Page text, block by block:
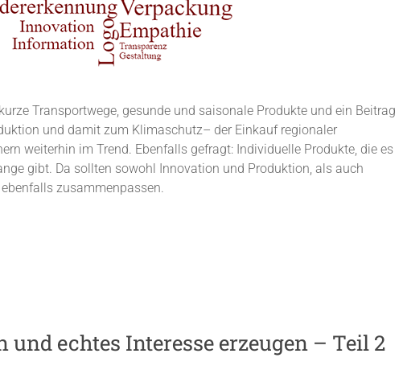
Transportwege, gesunde und saisonale Produkte und ein Beitrag
und damit zum Klimaschutz– der Einkauf regionaler
weiterhin im Trend. Ebenfalls gefragt: Individuelle Produkte, die es
gibt. Da sollten sowohl Innovation und Produktion, als auch
zusammenpassen.
echtes Interesse erzeugen – Teil 2